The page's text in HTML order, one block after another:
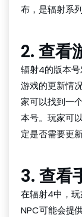
布，是辐射系
2. 查看
辐射4的版本
游戏的更新情
家可以找到一
本号。玩家可
定是否需要更新
3. 查看
在辐射4中，
NPC可能会提